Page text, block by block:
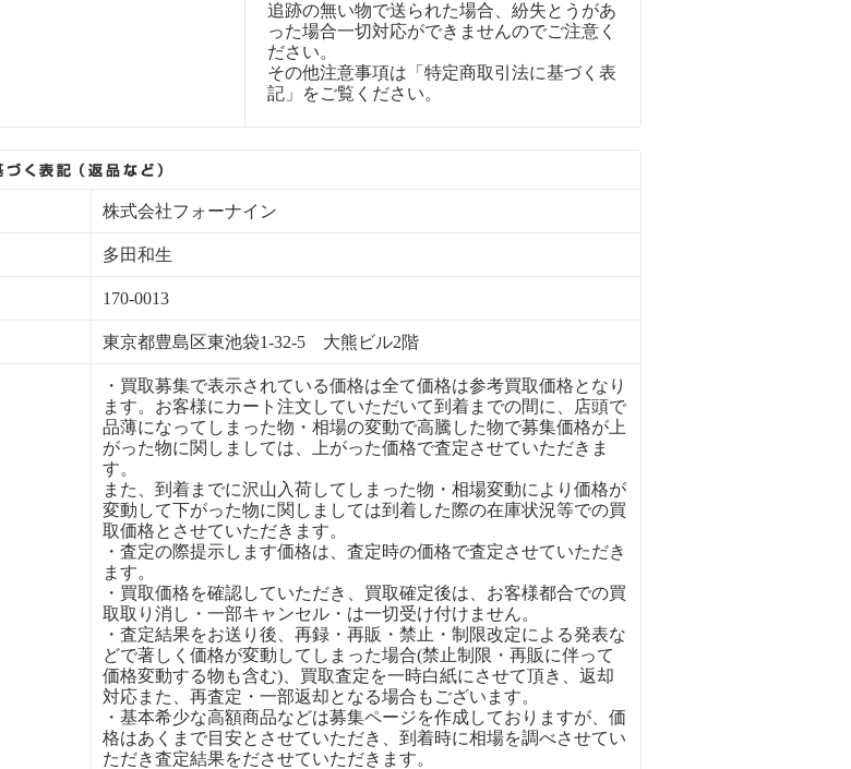
追跡の無い物で送られた場合、紛失とうがあ
った場合一切対応ができませんのでご注意く
ださい。
その他注意事項は「特定商取引法に基づく表
記」をご覧ください。
株式会社フォーナイン
多田和生
170-0013
東京都豊島区東池袋1-32-5 大熊ビル2階
・買取募集で表示されている価格は全て価格は参考買取価格となり
ます。お客様にカート注文していただいて到着までの間に、店頭で
品薄になってしまった物・相場の変動で高騰した物で募集価格が上
がった物に関しましては、上がった価格で査定させていただきま
す。
また、到着までに沢山入荷してしまった物・相場変動により価格が
変動して下がった物に関しましては到着した際の在庫状況等での買
取価格とさせていただきます。
・査定の際提示します価格は、査定時の価格で査定させていただき
ます。
・買取価格を確認していただき、買取確定後は、お客様都合での買
取取り消し・一部キャンセル・は一切受け付けません。
・査定結果をお送り後、再録・再販・禁止・制限改定による発表な
どで著しく価格が変動してしまった場合(禁止制限・再販に伴って
価格変動する物も含む)、買取査定を一時白紙にさせて頂き、返却
対応また、再査定・一部返却となる場合もございます。
・基本希少な高額商品などは募集ページを作成しておりますが、価
格はあくまで目安とさせていただき、到着時に相場を調べさせてい
ただき査定結果をださせていただきます。